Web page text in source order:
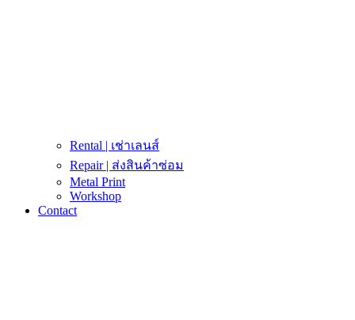
Rental | เช่าเลนส์
Repair | ส่งสินค้าซ่อม
Metal Print
Workshop
Contact